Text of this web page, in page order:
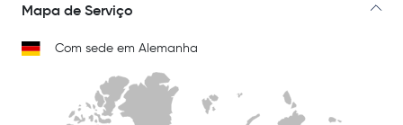
Mapa de Serviço
Com sede em Alemanha